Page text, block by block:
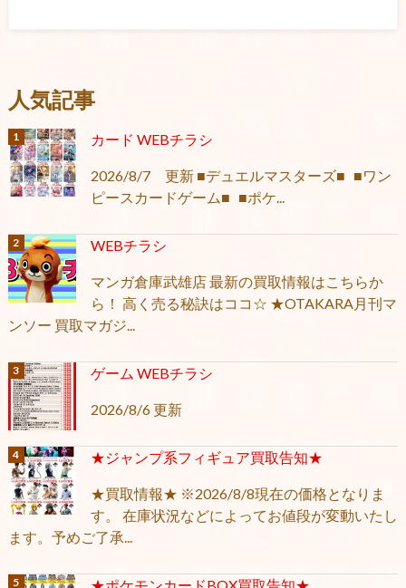
人気記事
カード WEBチラシ
2026/8/7 更新 ■デュエルマスターズ■ ■ワン
ピースカードゲーム■ ■ポケ...
WEBチラシ
マンガ倉庫武雄店 最新の買取情報はこちらか
ら！ 高く売る秘訣はココ☆ ★OTAKARA月刊マ
ンソー 買取マガジ...
ゲーム WEBチラシ
2026/8/6 更新
★ジャンプ系フィギュア買取告知★
★買取情報★ ※2026/8/8現在の価格となりま
す。 在庫状況などによってお値段が変動いたし
ます。予めご了承...